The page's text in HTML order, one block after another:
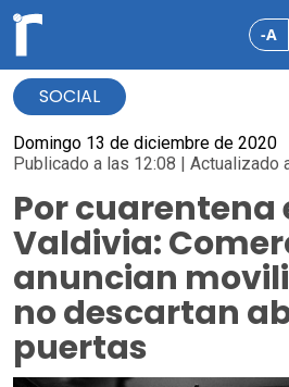
-A
SOCIAL
Domingo 13 de diciembre de 2020
Publicado a las 12:08 | Actualizado
Por cuarentena
Valdivia:
anuncian
no descartan
puertas